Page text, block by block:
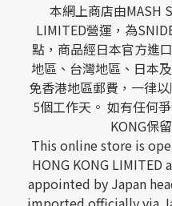
本網上商店由MASH
LIMITED營運，為
點，商品經日本官方進
地區、台灣地區、日本
免香港地區郵費，一律
5個工作天。 如有任何
KONG保
This online store is
HONG KONG
appointed by Japan